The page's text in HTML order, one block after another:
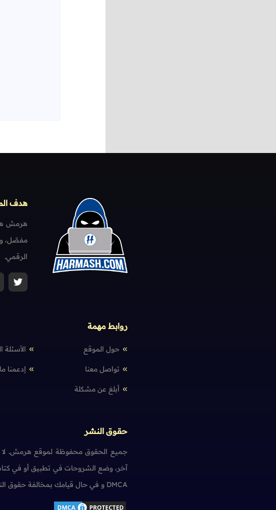
هدف
هرمش
مفصّل، و
الرقمي.
روابط مهمة
حول الموقع الأسئلة
تواصل معنا إدعمنا
أبلغ عن مشكلة
حقوق النشر
جميع الحقوق محفوظة لموقع هرمش. لا
آخر، وضع الشروحات في تطبيق أو في
DMCA و في حال قيامك بمخالفة حقوق النشر سنضطر آسفين لاتخاذ الإجراءات اللازمة.